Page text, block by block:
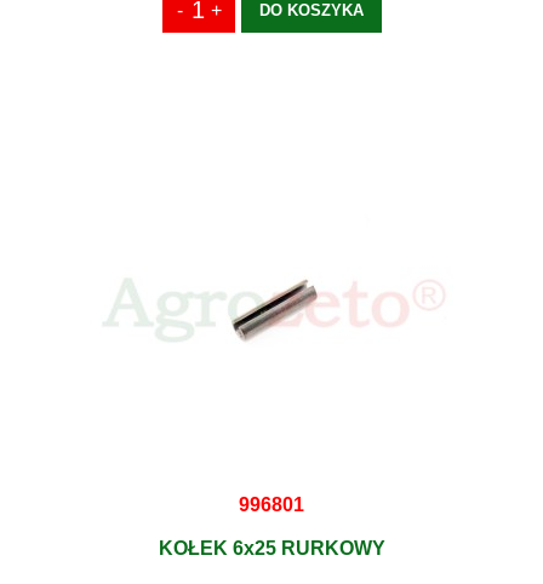
DO KOSZYKA
996801
KOŁEK 6x25 RURKOWY